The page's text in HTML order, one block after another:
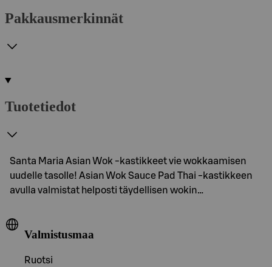
Pakkausmerkinnät
Tuotetiedot
Santa Maria Asian Wok -kastikkeet vie wokkaamisen
uudelle tasolle! Asian Wok Sauce Pad Thai -kastikkeen
avulla valmistat helposti täydellisen wokin…
Valmistusmaa
Ruotsi